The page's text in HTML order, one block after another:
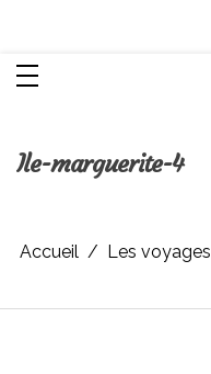
Ile-marguerite-4
Accueil Les voyages